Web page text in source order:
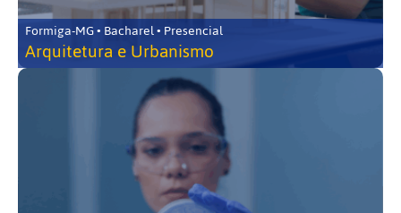
Formiga-MG • Bacharel • Presencial
Arquitetura e Urbanismo